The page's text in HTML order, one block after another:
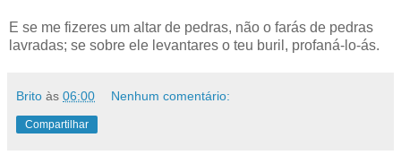
E se me fizeres um altar de pedras, não o farás de pedras
lavradas; se sobre ele levantares o teu buril, profaná-lo-ás.
Brito às 06:00 Nenhum comentário:
Compartilhar